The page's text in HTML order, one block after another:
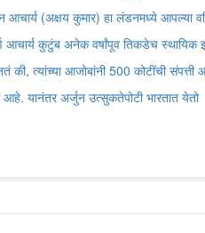
आचार्य (अक्षय कुमार) हा लंडनमध्ये आपल्या
आचार्य कुटुंब अनेक वर्षांपूव तिकडेच स्थायिक
की, त्यांच्या आजोबांनी 500 कोटींची संपत्ती
यानंतर अर्जुन उत्सुकतेपोटी भारतात येतो